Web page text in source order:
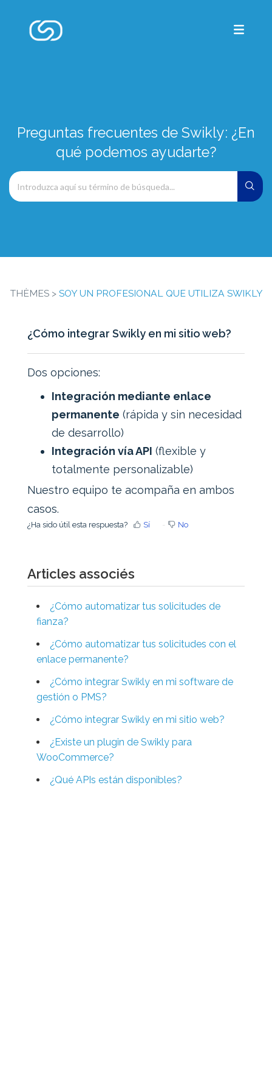
Preguntas frecuentes de Swikly: ¿En
qué podemos ayudarte?
THÈMES > SOY UN PROFESIONAL QUE UTILIZA SWIKLY
¿Cómo integrar Swikly en mi sitio web?
Dos opciones:
Integración mediante enlace
permanente (rápida y sin necesidad
de desarrollo)
Integración vía API (flexible y
totalmente personalizable)
Nuestro equipo te acompaña en ambos
casos.
¿Ha sido útil esta respuesta? Sí No
Articles associés
¿Cómo automatizar tus solicitudes de
fianza?
¿Cómo automatizar tus solicitudes con el
enlace permanente?
¿Cómo integrar Swikly en mi software de
gestión o PMS?
¿Cómo integrar Swikly en mi sitio web?
¿Existe un plugin de Swikly para
WooCommerce?
¿Qué APIs están disponibles?